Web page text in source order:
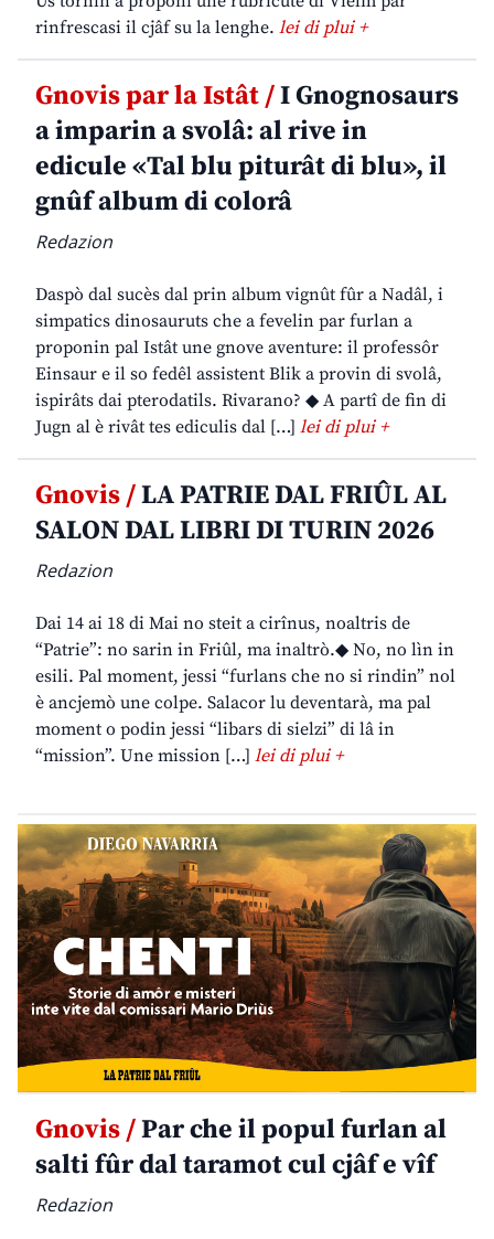
rinfrescasi il cjâf su la lenghe. lei di plui +
Gnovis par la Istât /I Gnognosaurs
a imparin a svolâ: al rive in
edicule «Tal blu piturât di blu», il
gnûf album di colorâ
Redazion
Daspò dal sucès dal prin album vignût fûr a Nadâl, i
simpatics dinosauruts che a fevelin par furlan a
proponin pal Istât une gnove aventure: il professôr
Einsaur e il so fedêl assistent Blik a provin di svolâ,
ispirâts dai pterodatils. Rivarano? ◆ A partî de fin di
Jugn al è rivât tes ediculis dal […] lei di plui +
Gnovis /LA PATRIE DAL FRIÛL AL
SALON DAL LIBRI DI TURIN 2026
Redazion
Dai 14 ai 18 di Mai no steit a cirînus, noaltris de
“Patrie”: no sarin in Friûl, ma inaltrò.◆ No, no lìn in
esili. Pal moment, jessi “furlans che no si rindin” nol
è ancjemò une colpe. Salacor lu deventarà, ma pal
moment o podin jessi “libars di sielzi” di lâ in
“mission”. Une mission […] lei di plui +
Gnovis /Par che il popul furlan al
salti fûr dal taramot cul cjâf e vîf
Redazion